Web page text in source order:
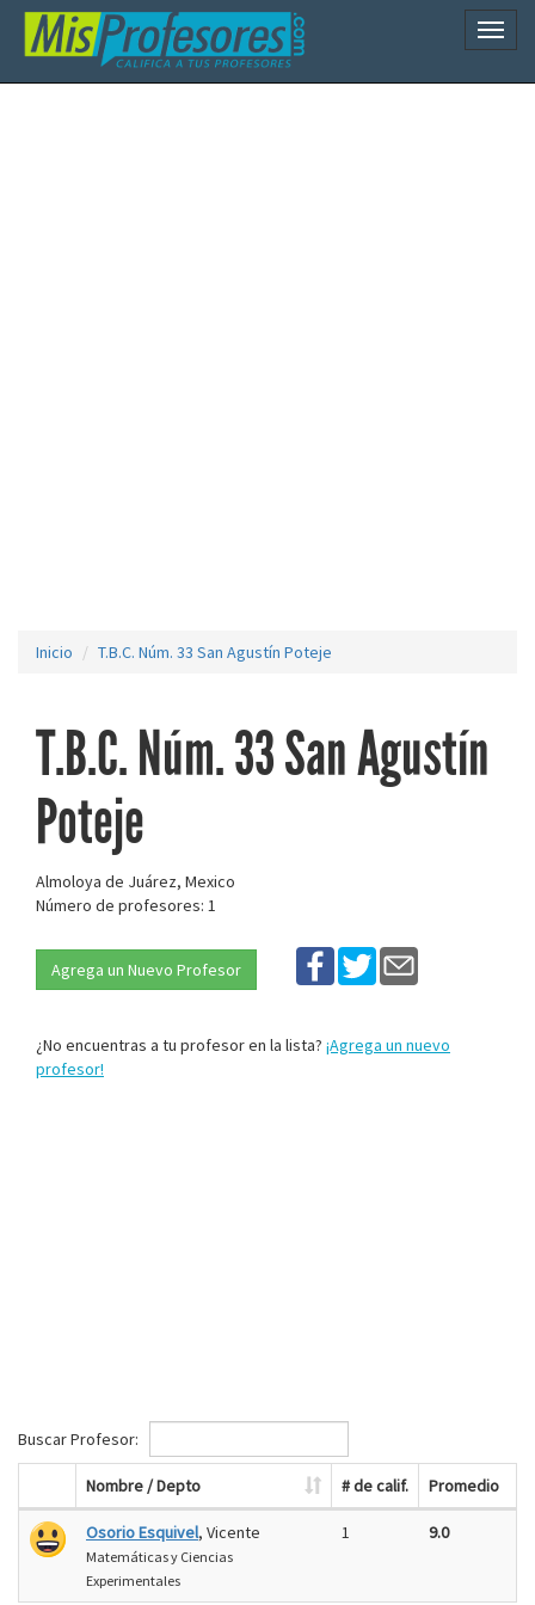
Inicio T.B.C. Núm. 33 San Agustín Poteje
T.B.C. Núm. 33 San Agustín
Poteje
Almoloya de Juárez, Mexico
Número de profesores: 1
Agrega un Nuevo Profesor
¿No encuentras a tu profesor en la lista? ¡Agrega un nuevo
profesor!
Buscar Profesor:
Nombre / Depto # de calif. Promedio
Osorio Esquivel, Vicente
Matemáticas y Ciencias
Experimentales
1 9.0